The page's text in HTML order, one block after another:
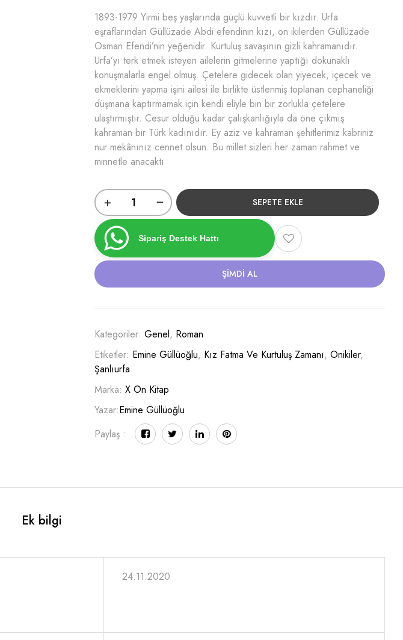
1893-1979 Yirmi beş yaşlarında güçlü kuvvetli bir kızdır. Urfa
eşraflarından Güllüzade Abdi efendinin kızı, on ikilerden Güllüzade
Osman Efendi’nin yeğenidir. Kurtuluş savaşının gizli kahramanıdır.
Urfa’yı terk etmek isteyen ailelerin gitmelerine yaptığı dokunaklı
konuşmalarla engel olmuş. Çetelere gidecek olan yiyecek, içecek ve
ekmeklerini yapma işini ailesi ile birlikte üstlenmiş toplanan cephaneliği
düşmana kaptırmamak için kendi eliyle bin bir zorlukla çetelere
ulaştırmıştır. Cesur olduğu kadar çalışkanlığıyla da öne çıkmış
kahraman bir Türk kadınıdır. Ey aziz ve kahraman şehitlerimiz kabriniz
nur mekânınız cennet olsun. Bu millet sizleri her zaman rahmet ve
minnetle anacaktı
SEPETE EKLE
Sipariş Destek Hattı
ŞIMDI AL
Kategoriler:Genel, Roman
Etiketler: Emine Güllüoğlu, Kız Fatma Ve Kurtuluş Zamanı,Onikiler,
Şanlıurfa
Marka:X On Kitap
Yazar:Emine Güllüoğlu
Paylaş :
Ek bilgi
24.11.2020